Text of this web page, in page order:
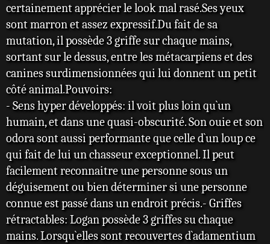
certainement apprécier le look mal rasé.Ses yeux
sont marron et assez expressif.Du fait de sa
mutation, il possède 3 griffe sur chaque mains,
sortant sur le dessus, entre les métacarpiens et des
canines surdimensionnées qui lui donnent un petit
côté animal.Pouvoirs:
- Sens hyper développés: il voit plus loin qu`un
humain, et dans une quasi-obscurité. Son ouie et son
odora sont aussi performante que celle d`un loup ce
qui fait de lui un chasseur exceptionnel. Il peut
facilement reconnaitre une personne sous un
déguisement ou bien déterminer si une personne
connue est passé dans un endroit précis.- Griffes
rétractables: Logan possède 3 griffes su chaque
mains. Lorsqu`elles sont recouvertes d`adamentium